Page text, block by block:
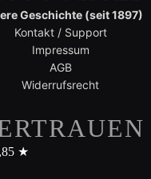
Geschichte (seit 1897)
Kontakt / Support
Impressum
AGB
Widerrufsrecht
★